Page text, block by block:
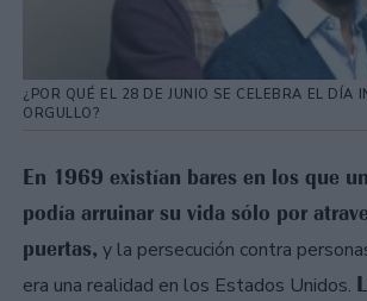
¿POR QUÉ EL 28 DE JUNIO SE CELEBRA EL DÍA
ORGULLO?
En 1969 existían bares en los que
podía arruinar su vida sólo por
puertas, y la persecución contra
era una realidad en los Estados Unidos.